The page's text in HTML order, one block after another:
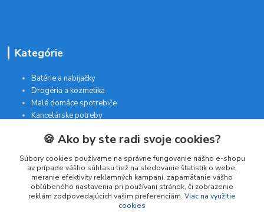
Kategórie
Batérie a nabíjačky
Drogéria a kozmetika
Malé domáce spotrebiče
Kancelárske potreby
Kontakt
INTERGAM s.r.o
Jelšová 5
🍪 Ako by ste radi svoje cookies?
Súbory cookies používame na správne fungovanie nášho e-shopu
av prípade vášho súhlasu tiež na sledovanie štatistík o webe,
meranie efektivity reklamných kampaní, zapamätanie vášho
obľúbeného nastavenia pri používaní stránok, či zobrazenie
reklám zodpovedajúcich vašim preferenciám. Viac na využitie
cookies